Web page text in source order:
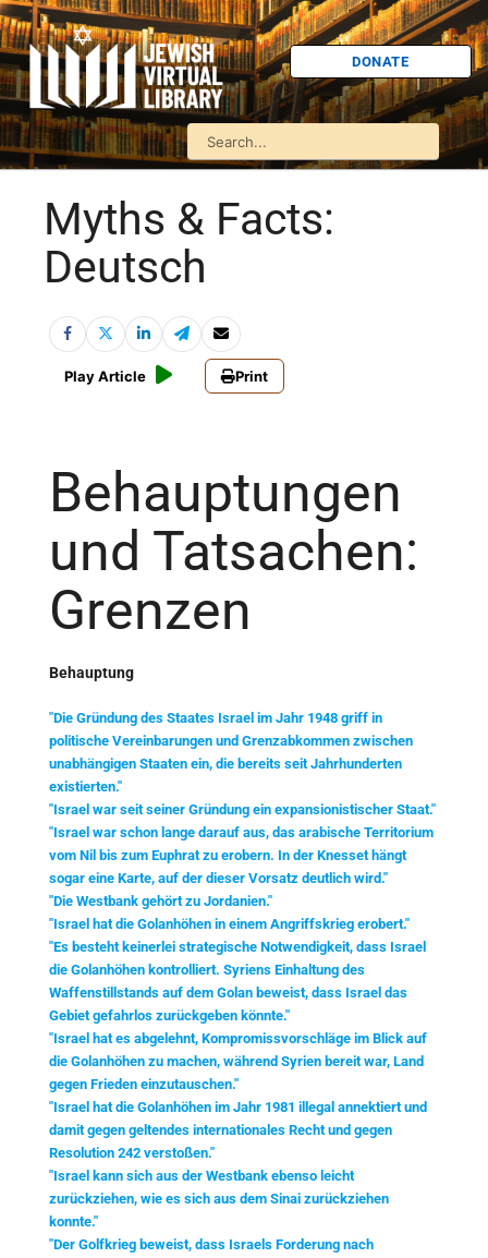
DONATE
Myths & Facts:
Deutsch
Play Article Print
Behauptungen
und Tatsachen:
Grenzen
Behauptung
"Die Gründung des Staates Israel im Jahr 1948 griff in
politische Vereinbarungen und Grenzabkommen zwischen
unabhängigen Staaten ein, die bereits seit Jahrhunderten
existierten."
"Israel war seit seiner Gründung ein expansionistischer Staat."
"Israel war schon lange darauf aus, das arabische Territorium
vom Nil bis zum Euphrat zu erobern. In der Knesset hängt
sogar eine Karte, auf der dieser Vorsatz deutlich wird."
"Die Westbank gehört zu Jordanien."
"Israel hat die Golanhöhen in einem Angriffskrieg erobert."
"Es besteht keinerlei strategische Notwendigkeit, dass Israel
die Golanhöhen kontrolliert. Syriens Einhaltung des
Waffenstillstands auf dem Golan beweist, dass Israel das
Gebiet gefahrlos zurückgeben könnte."
"Israel hat es abgelehnt, Kompromissvorschläge im Blick auf
die Golanhöhen zu machen, während Syrien bereit war, Land
gegen Frieden einzutauschen."
"Israel hat die Golanhöhen im Jahr 1981 illegal annektiert und
damit gegen geltendes internationales Recht und gegen
Resolution 242 verstoßen."
"Israel kann sich aus der Westbank ebenso leicht
zurückziehen, wie es sich aus dem Sinai zurückziehen
konnte."
"Der Golfkrieg beweist, dass Israels Forderung nach